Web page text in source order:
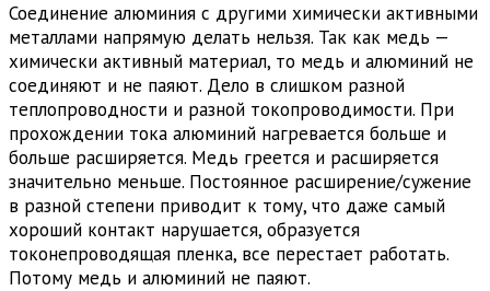
Соединение алюминия с другими химически активными
металлами напрямую делать нельзя. Так как медь —
химически активный материал, то медь и алюминий не
соединяют и не паяют. Дело в слишком разной
теплопроводности и разной токопроводимости. При
прохождении тока алюминий нагревается больше и
больше расширяется. Медь греется и расширяется
значительно меньше. Постоянное расширение/сужение
в разной степени приводит к тому, что даже самый
хороший контакт нарушается, образуется
токонепроводящая пленка, все перестает работать.
Потому медь и алюминий не паяют.